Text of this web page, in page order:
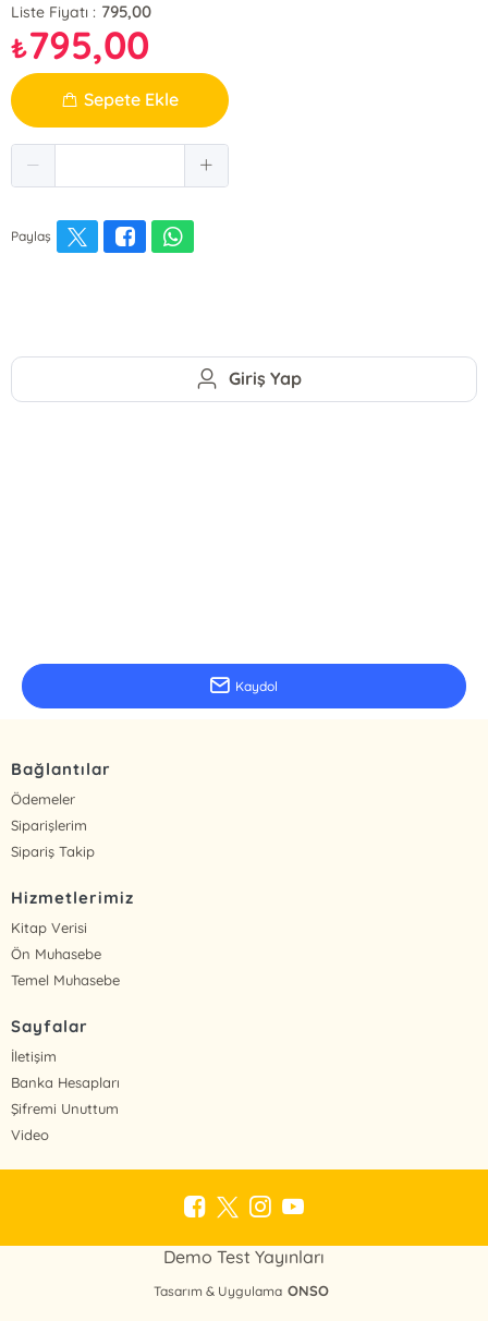
Liste Fiyatı : 795,00
₺795,00
Sepete Ekle
Paylaş
Giriş Yap
Kaydol
Bağlantılar
Ödemeler
Siparişlerim
Sipariş Takip
Hizmetlerimiz
Kitap Verisi
Ön Muhasebe
Temel Muhasebe
Sayfalar
İletişim
Banka Hesapları
Şifremi Unuttum
Video
Demo Test Yayınları
Tasarım & Uygulama ONSO